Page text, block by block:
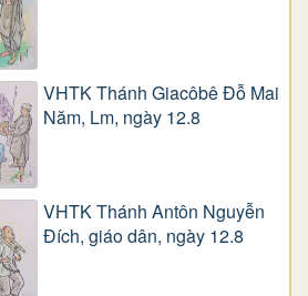
VHTK Thánh Giacôbê Ðỗ Mai
Năm, Lm, ngày 12.8
VHTK Thánh Antôn Nguyễn
Ðích, giáo dân, ngày 12.8